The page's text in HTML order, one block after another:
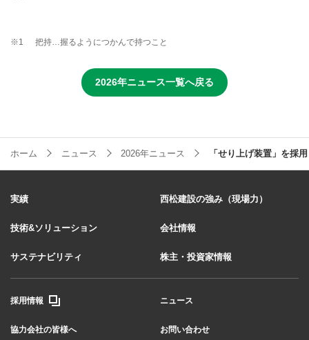
※1 把持…握るようにつかんで持つこと
2026年ニュース一覧へ戻る
ホーム ニュース 2026年ニュース 「せり上げ装置」を採
実績 西松建設の強み（現場力）
技術&ソリューション 会社情報
サステナビリティ 株主・投資家情報
採用情報 ニュース
協力会社の皆様へ お問い合わせ